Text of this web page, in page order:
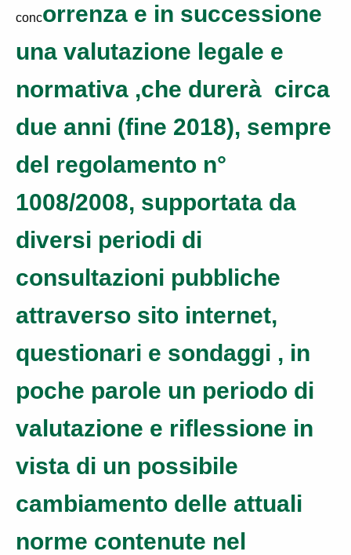
concorrenza e in successione
una valutazione legale e
normativa ,che durerà circa
due anni (fine 2018), sempre
del regolamento n°
1008/2008, supportata da
diversi periodi di
consultazioni pubbliche
attraverso sito internet,
questionari e sondaggi , in
poche parole un periodo di
valutazione e riflessione in
vista di un possibile
cambiamento delle attuali
norme contenute nel